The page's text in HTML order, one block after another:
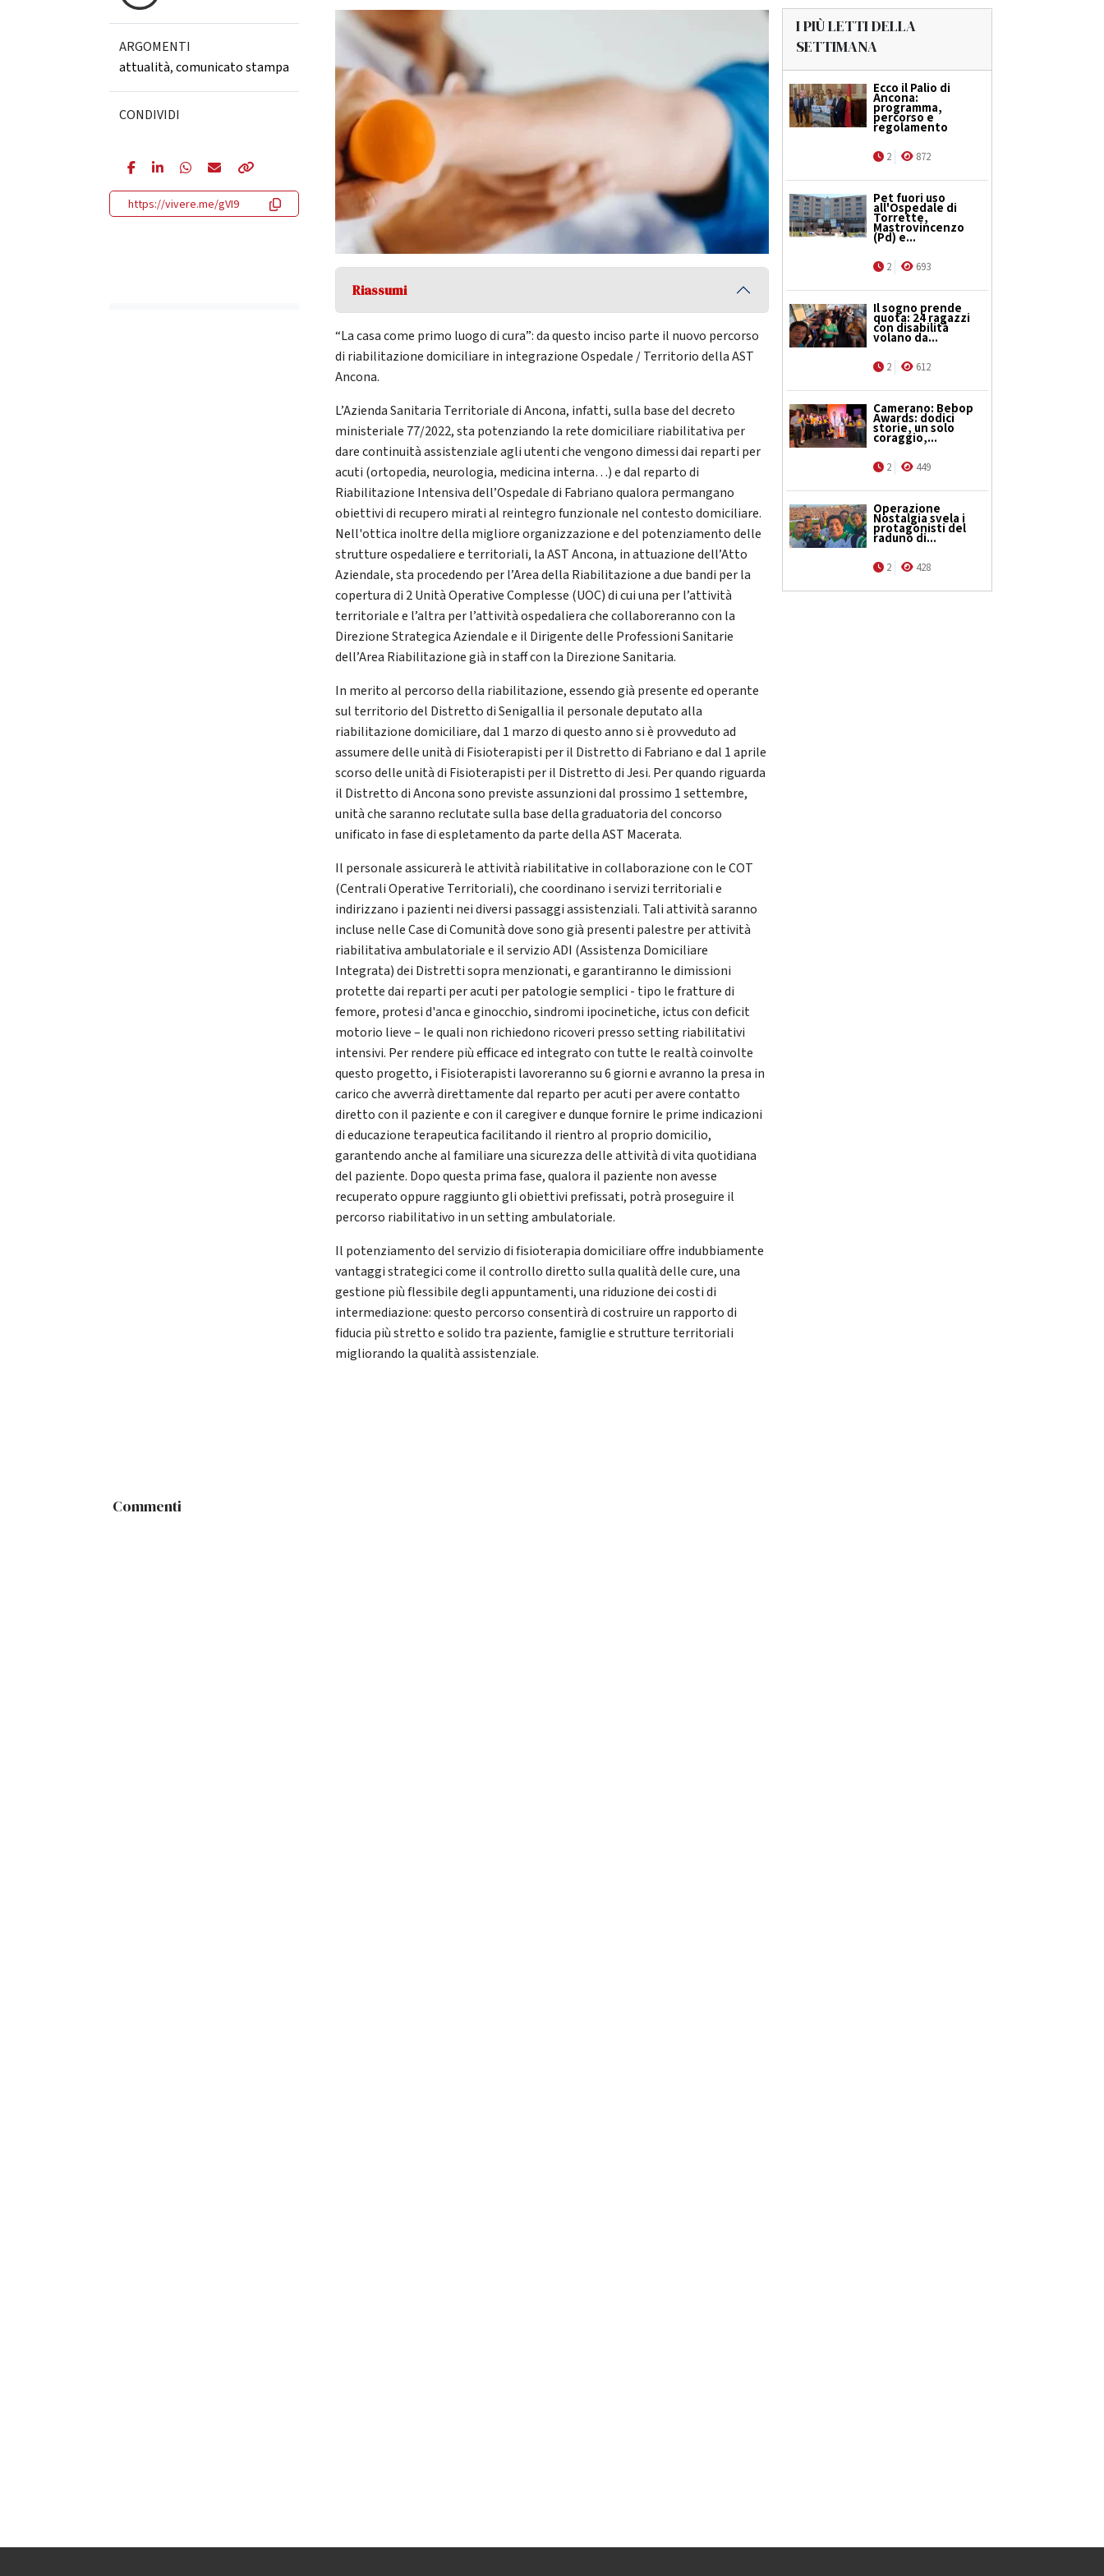
ARGOMENTI
attualità,comunicato stampa
CONDIVIDI
https://vivere.me/gVI9
Riassumi
“La casa come primo luogo di cura”: da questo inciso parte il nuovo percorso
di riabilitazione domiciliare in integrazione Ospedale / Territorio della AST
Ancona.
L’Azienda Sanitaria Territoriale di Ancona, infatti, sulla base del decreto
ministeriale 77/2022, sta potenziando la rete domiciliare riabilitativa per
dare continuità assistenziale agli utenti che vengono dimessi dai reparti per
acuti (ortopedia, neurologia, medicina interna…) e dal reparto di
Riabilitazione Intensiva dell’Ospedale di Fabriano qualora permangano
obiettivi di recupero mirati al reintegro funzionale nel contesto domiciliare.
Nell'ottica inoltre della migliore organizzazione e del potenziamento delle
strutture ospedaliere e territoriali, la AST Ancona, in attuazione dell’Atto
Aziendale, sta procedendo per l’Area della Riabilitazione a due bandi per la
copertura di 2 Unità Operative Complesse (UOC) di cui una per l’attività
territoriale e l’altra per l’attività ospedaliera che collaboreranno con la
Direzione Strategica Aziendale e il Dirigente delle Professioni Sanitarie
dell’Area Riabilitazione già in staff con la Direzione Sanitaria.
In merito al percorso della riabilitazione, essendo già presente ed operante
sul territorio del Distretto di Senigallia il personale deputato alla
riabilitazione domiciliare, dal 1 marzo di questo anno si è provveduto ad
assumere delle unità di Fisioterapisti per il Distretto di Fabriano e dal 1 aprile
scorso delle unità di Fisioterapisti per il Distretto di Jesi. Per quando riguarda
il Distretto di Ancona sono previste assunzioni dal prossimo 1 settembre,
unità che saranno reclutate sulla base della graduatoria del concorso
unificato in fase di espletamento da parte della AST Macerata.
Il personale assicurerà le attività riabilitative in collaborazione con le COT
(Centrali Operative Territoriali), che coordinano i servizi territoriali e
indirizzano i pazienti nei diversi passaggi assistenziali. Tali attività saranno
incluse nelle Case di Comunità dove sono già presenti palestre per attività
riabilitativa ambulatoriale e il servizio ADI (Assistenza Domiciliare
Integrata) dei Distretti sopra menzionati, e garantiranno le dimissioni
protette dai reparti per acuti per patologie semplici - tipo le fratture di
femore, protesi d'anca e ginocchio, sindromi ipocinetiche, ictus con deficit
motorio lieve – le quali non richiedono ricoveri presso setting riabilitativi
intensivi. Per rendere più efficace ed integrato con tutte le realtà coinvolte
questo progetto, i Fisioterapisti lavoreranno su 6 giorni e avranno la presa in
carico che avverrà direttamente dal reparto per acuti per avere contatto
diretto con il paziente e con il caregiver e dunque fornire le prime indicazioni
di educazione terapeutica facilitando il rientro al proprio domicilio,
garantendo anche al familiare una sicurezza delle attività di vita quotidiana
del paziente. Dopo questa prima fase, qualora il paziente non avesse
recuperato oppure raggiunto gli obiettivi prefissati, potrà proseguire il
percorso riabilitativo in un setting ambulatoriale.
Il potenziamento del servizio di fisioterapia domiciliare offre indubbiamente
vantaggi strategici come il controllo diretto sulla qualità delle cure, una
gestione più flessibile degli appuntamenti, una riduzione dei costi di
intermediazione: questo percorso consentirà di costruire un rapporto di
fiducia più stretto e solido tra paziente, famiglie e strutture territoriali
migliorando la qualità assistenziale.
I PIÙ LETTI DELLA
SETTIMANA
Ecco il Palio di
Ancona:
programma,
percorso e
regolamento
2 872
Pet fuori uso
all'Ospedale di
Torrette,
Mastrovincenzo
(Pd) e...
2 693
Il sogno prende
quota: 24 ragazzi
con disabilità
volano da...
2 612
Camerano: Bebop
Awards: dodici
storie, un solo
coraggio,...
2 449
Operazione
Nostalgia svela i
protagonisti del
raduno di...
2 428
Commenti